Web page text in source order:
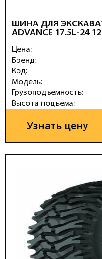
ШИНА ДЛЯ
ADVANCE 17.5L-24
Цена:
Бренд:
Код:
Модель:
Грузоподъемность:
Высота подъема:
Узнать цену